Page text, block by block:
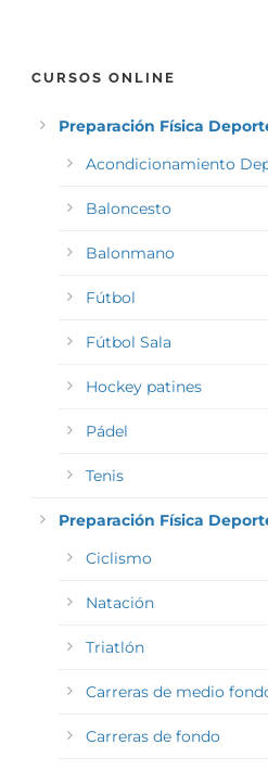
CURSOS ONLINE
Preparación Física
Acondicionamiento
Baloncesto
Balonmano
Fútbol
Fútbol Sala
Hockey patines
Pádel
Tenis
Preparación Física
Ciclismo
Natación
Triatlón
Carreras de medio
Carreras de fondo